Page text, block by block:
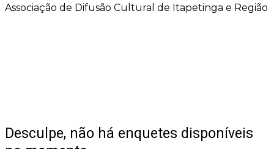
Associação de Difusão Cultural de Itapetinga e Região
Desculpe, não há enquetes disponíveis